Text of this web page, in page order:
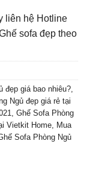
liên hệ Hotline
sofa đẹp theo
đẹp giá bao nhiêu?,
Ngủ đẹp giá rẻ tại
Ghế Sofa Phòng
Vietkit Home,
Mua
Sofa Phòng Ngủ